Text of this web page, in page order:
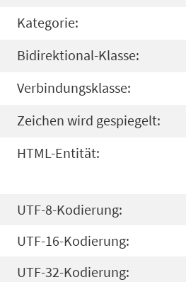
Kategorie:
Bidirektional-Klasse:
Verbindungsklasse:
Zeichen wird gespiegelt:
HTML-Entität:
UTF-8-Kodierung:
UTF-16-Kodierung:
UTF-32-Kodierung: